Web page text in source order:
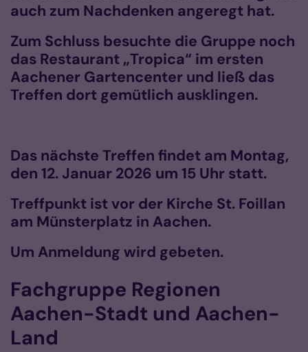
auch zum Nachdenken angeregt hat.
Zum Schluss besuchte die Gruppe noch
das Restaurant „Tropica“ im ersten
Aachener Gartencenter und ließ das
Treffen dort gemütlich ausklingen.
Das nächste Treffen findet am Montag,
den 12. Januar 2026 um 15 Uhr statt.
Treffpunkt ist vor der Kirche St. Foillan
am Münsterplatz in Aachen.
Um Anmeldung wird gebeten.
Fachgruppe Regionen
Aachen-Stadt und Aachen-
Land